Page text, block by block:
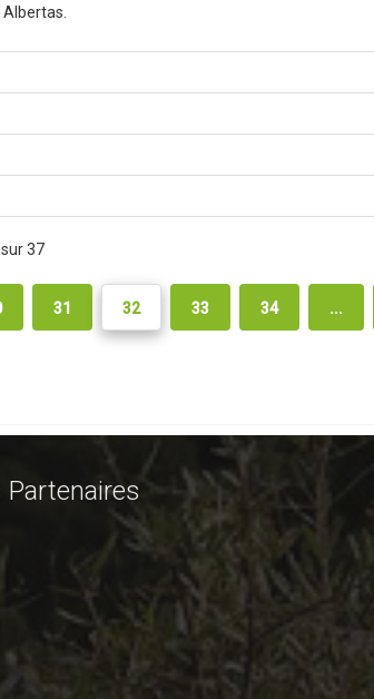
Albertas.
37
31 32 33 34 ...
Partenaires